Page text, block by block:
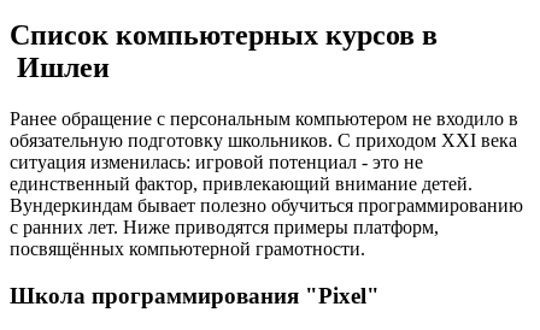
Список компьютерных курсов в
Ишлеи
Ранее обращение с персональным компьютером не входило в
обязательную подготовку школьников. С приходом XXI века
ситуация изменилась: игровой потенциал - это не
единственный фактор, привлекающий внимание детей.
Вундеркиндам бывает полезно обучиться программированию
с ранних лет. Ниже приводятся примеры платформ,
посвящённых компьютерной грамотности.
Школа программирования "Pixel"